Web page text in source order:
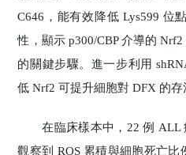
C646，能有效降低 Lys599 位
性，顯示 p300/CBP 介導的
的關鍵步驟。進一步利用
低 Nrf2 可提升細胞對 DFX 的存
在臨床樣本中，22 例 ALL
觀察到 ROS 累積與細胞死亡比